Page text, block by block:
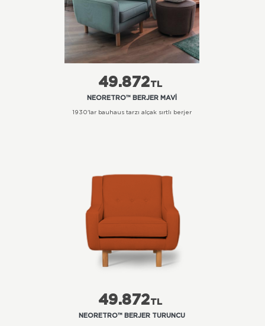
49.872TL
NEORETRO™ BERJER MAVI
1930'lar bauhaus tarzı alçak sırtlı berjer
49.872TL
NEORETRO™ BERJER TURUNCU